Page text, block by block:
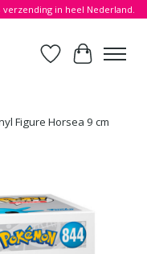
verzending in heel Nederland.
Verlanglijst
Figure Horsea 9 cm
Items